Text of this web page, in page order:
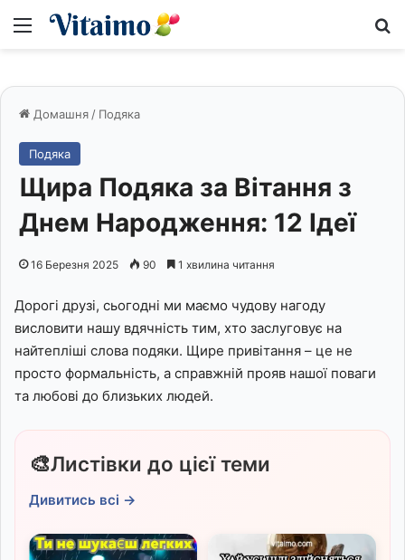
Меню
Домашня / Подяка
Подяка
Щира Подяка за Вітання з
Днем Народження: 12 Ідеї
16 Березня 2025 90 1 хвилина читання
Дорогі друзі, сьогодні ми маємо чудову нагоду
висловити нашу вдячність тим, хто заслуговує на
найтепліші слова подяки. Щире привітання – це не
просто формальність, а справжній прояв нашої поваги
та любові до близьких людей.
🎨Листівки до цієї теми
Дивитись всі →